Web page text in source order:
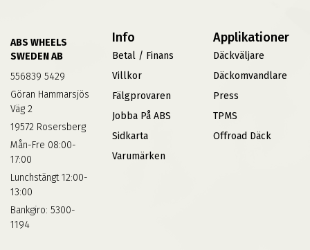
ABS WHEELS
SWEDEN AB
556839 5429
Göran Hammarsjös
Väg 2
19572 Rosersberg
Mån-Fre 08:00-
17:00
Lunchstängt 12:00-
13:00
Bankgiro: 5300-
1194
Info
Betal / Finans
Villkor
Fälgprovaren
Jobba På ABS
Sidkarta
Varumärken
Applikationer
Däckväljare
Däckomvandlare
Press
TPMS
Offroad Däck